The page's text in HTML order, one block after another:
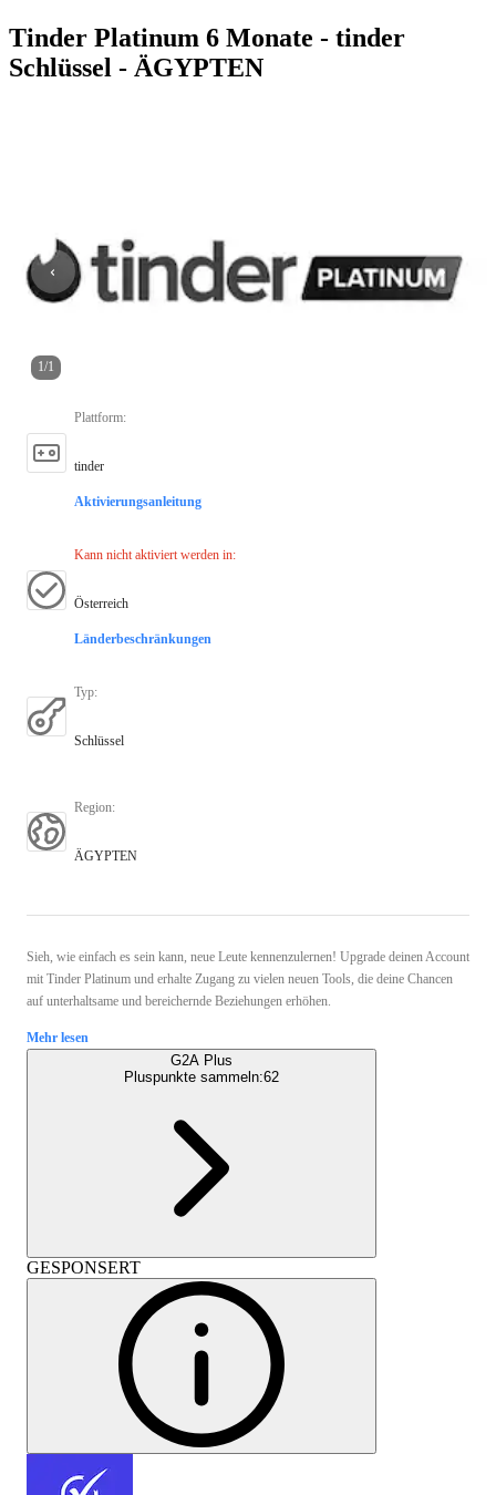
Tinder Platinum 6 Monate - tinder
Schlüssel - ÄGYPTEN
1/1
Plattform:
tinder
Aktivierungsanleitung
Kann nicht aktiviert werden in:
Österreich
Länderbeschränkungen
Typ:
Schlüssel
Region:
ÄGYPTEN
Sieh, wie einfach es sein kann, neue Leute kennenzulernen! Upgrade deinen Account
mit Tinder Platinum und erhalte Zugang zu vielen neuen Tools, die deine Chancen
auf unterhaltsame und bereichernde Beziehungen erhöhen.
Mehr lesen
G2A Plus
Pluspunkte sammeln:62
GESPONSERT